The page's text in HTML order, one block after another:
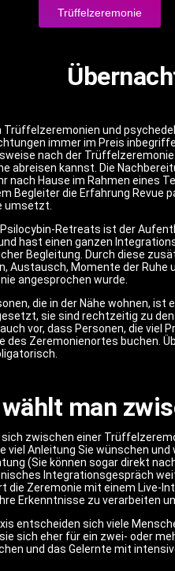
Trüffelzeremonie
Trüffelzeremonien und
immer im Preis
nach der
abreisen kannst. Die
nach Hause im Rahmen eines
Begleiter die Erfahrung Revue
umsetzt.
Psilocybin-Retreats ist der
hast einen ganzen
Begleitung. Durch diese
Austausch, Momente der Ruhe
angesprochen wurde.
die in der Nähe wohnen,
sie sind rechtzeitig zu
vor, dass Personen, die viel
des Zeremonienortes buchen.
man
sich zwischen einer
viel Anleitung Sie wünschen
(Sie können sogar direkt
Integrationsgespräch
die Zeremonie mit einem Live-
Erkenntnisse zu verarbeiten
entscheiden sich viele
sich eher für ein zwei- oder
und das Gelernte mit